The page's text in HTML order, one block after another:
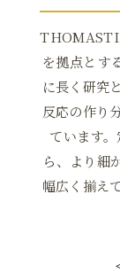
を拠点とす
に長く研究
反応の作り
ています
ら、より細
幅広く揃え